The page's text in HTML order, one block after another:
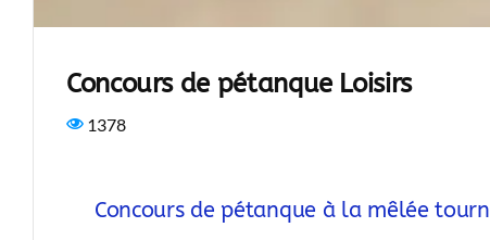
Concours de pétanque Loisirs
1378
Concours de pétanque à la mêlée